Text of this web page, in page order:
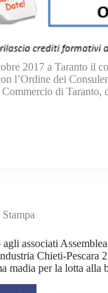
2017 a Taranto il
l’Ordine dei
di Taranto,
Stampa
associati
Chieti-Pescara
madia per la lotta alla